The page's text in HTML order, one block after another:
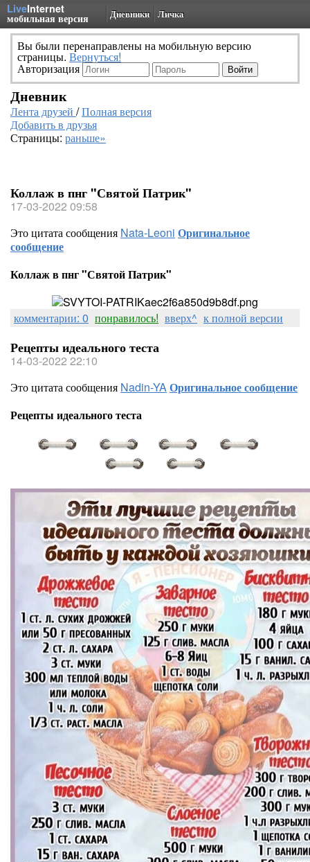
LiveInternet
мобильная версия Дневники Личка
Вы были перенаправлены на мобильную версию
страницы. Вернуться!
Авторизация
Дневник
Лента друзей /Полная версия
Добавить в друзья
Страницы: раньше»
Коллаж в пнг "Святой Патрик"
17-03-2022 09:58
Это цитата сообщения Nata-Leoni Оригинальное
сообщение
Коллаж в пнг "Святой Патрик"
комментарии: 0 понравилось! вверх^ к полной версии
Рецепты идеального теста
14-03-2022 22:10
Это цитата сообщения Nadin-YAОригинальное сообщение
Рецепты идеального теста